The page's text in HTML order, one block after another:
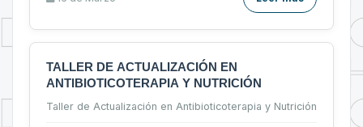
TALLER DE ACTUALIZACIÓN EN
ANTIBIOTICOTERAPIA Y NUTRICIÓN
Taller de Actualización en Antibioticoterapia y Nutrición